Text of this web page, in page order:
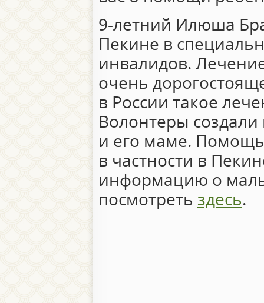
9-летний Илюша
Пекине в
инвалидов.
очень
в России такое
Волонтеры
и его маме.
в частности в
информацию о
посмотреть здесь.